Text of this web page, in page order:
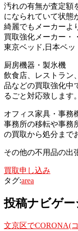
汚れの有無が査定額
になられていて状態
綺麗でもメーカーよ
買取強化メーカー・
東京ベッド,日本ベ
厨房機器・製氷機
飲食店、レストラン
品などの買取強化中
るごと対応致します。
オフィス家具・事務
事務所の移転や事務
の買取から処分まで
その他の不用品の出
買取申し込み
タグ:area
投稿ナビゲー
文京区でCORONA(